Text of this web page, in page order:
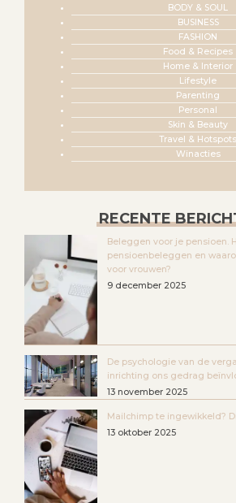
BODY & SOUL
BUSINESS
FASHION
Food & Recipes
Home & Interior
Lifestyle
Parenting
Personal
Skin & Beauty
Travel & Hotspots
Winacties
RECENTE
Beleggen voor je pensioen.
pensioenbeleggen en
voor vrouwen?
9 december 2025
De psychologie van de
inrichting ons gedrag
13 november 2025
Mailchimp te ingewikkeld?
13 oktober 2025